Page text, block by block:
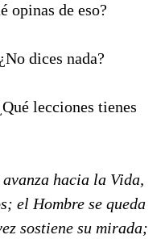
opinas de eso?
dices nada?
lecciones tienes
hacia la Vida,
el Hombre se queda
sostiene su mirada;